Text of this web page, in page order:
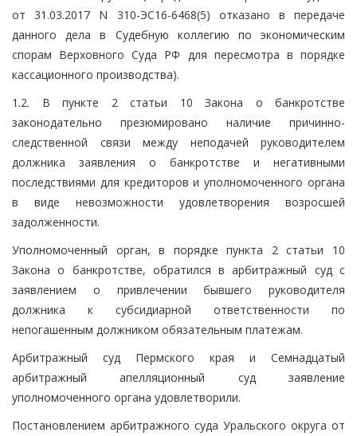
от 31.03.2017 N 310-ЭС16-6468(5) отказано в передаче
данного дела в Судебную коллегию по экономическим
спорам Верховного Суда РФ для пересмотра в порядке
кассационного производства).
1.2. В пункте 2 статьи 10 Закона о банкротстве
законодательно презюмировано наличие причинно-
следственной связи между неподачей руководителем
должника заявления о банкротстве и негативными
последствиями для кредиторов и уполномоченного органа
в виде невозможности удовлетворения возросшей
задолженности.
Уполномоченный орган, в порядке пункта 2 статьи 10
Закона о банкротстве, обратился в арбитражный суд с
заявлением о привлечении бывшего руководителя
должника к субсидиарной ответственности по
непогашенным должником обязательным платежам.
Арбитражный суд Пермского края и Семнадцатый
арбитражный апелляционный суд заявление
уполномоченного органа удовлетворили.
Постановлением арбитражного суда Уральского округа от